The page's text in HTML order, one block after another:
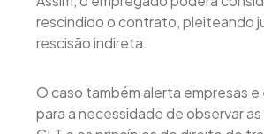
rescindido o contrato, pleiteando
rescisão indireta.
O caso também alerta empresas
para a necessidade de observar as